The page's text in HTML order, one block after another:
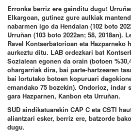
Erronka berriz ere gainditu dugu!
Elkargoan, gutinez gure aulkiak
nabarmen igo da Hendaian (102 boto
Urruñan (103 boto 2022an; 58, 2018an).
Ravel Kontserbatorioan eta Hazparneko
aurkeztu ditu. LAB ordezkari bat
Sozialean egonen da orain (botoen
ohargarriak dira, bai parte-hartzearen
bai lortutako botoen kopuruari
emandako 75 bozekin). Ondorioz, indar
gara Hazparnen, Kanbon eta Urruñan.
SUD sindikatuarekin CAP C eta CSTI
aliantzari esker, berriz ere, batzorde
dugu.